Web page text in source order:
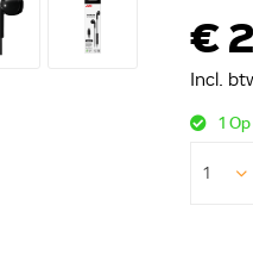
€
Incl.
1